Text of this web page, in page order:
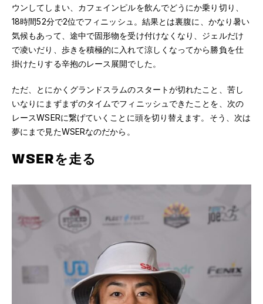
ウンしてしまい、カフェインピルを飲んでどうにか乗り切り、
18時間52分で2位でフィニッシュ。結果とは裏腹に、かなり暑い
気候もあって、途中で固形物を受け付けなくなり、ジェルだけ
で凌いだり、歩きを積極的に入れて涼しくなってから勝負を仕
掛けたりする辛抱のレース展開でした。
ただ、とにかくグランドスラムのスタートが切れたこと、苦し
いなりにまずまずのタイムでフィニッシュできたことを、次の
レースWSERに繋げていくことに頭を切り替えます。そう、次は
夢にまで見たWSERなのだから。
WSERを走る